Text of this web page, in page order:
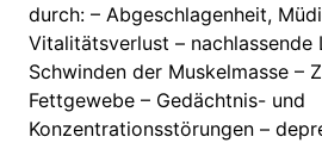
durch: – Abgeschlagenheit,
Vitalitätsverlust – nachlassende
Schwinden der Muskelmasse –
Fettgewebe – Gedächtnis- und
Konzentrationsstörungen –